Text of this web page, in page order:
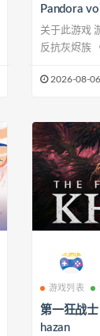
Pandora
关于此游戏 游玩《浴火重生》扩展内容，奋起
反抗灰烬族 《阿凡达：潘多拉边境™》是一款第
境”。在遭到
的传承，从
联合其他部
2026-08-06
游戏列表
第一狂战
hazan